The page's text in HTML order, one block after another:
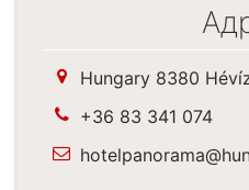
Hungary 8380
+36 83 341 074